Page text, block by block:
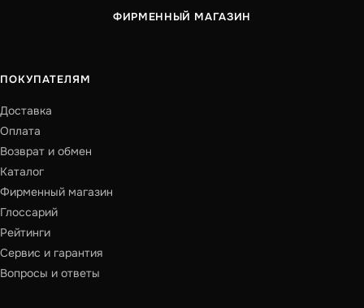
ФИРМЕННЫЙ МАГАЗИН
ПОКУПАТЕЛЯМ
Доставка
Оплата
Возврат и обмен
Каталог
Фирменный магазин
Глоссарий
Рейтинги
Сервис и гарантия
Вопросы и ответы